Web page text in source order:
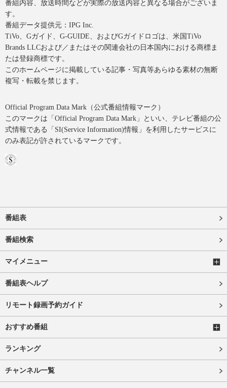
番組内容、放送時間などが実際の放送内容と異なる場合がございま
す。
番組データ提供元：IPG Inc.
TiVo、Gガイド、G-GUIDE、およびGガイドロゴは、米国TiVo
Brands LLCおよび／またはその関連会社の日本国内における商標ま
たは登録商標です。
このホームページに掲載している記事・写真等あらゆる素材の無断
複写・転載を禁じます。
Official Program Data Mark（公式番組情報マーク）
このマークは「Official Program Data Mark」といい、テレビ番組の公
式情報である「SI(Service Information)情報」を利用したサービスに
のみ表記が許されているマークです。
番組表
番組検索
マイメニュー
番組表ヘルプ
リモート録画予約ガイド
おすすめ番組
ランキング
チャンネル一覧